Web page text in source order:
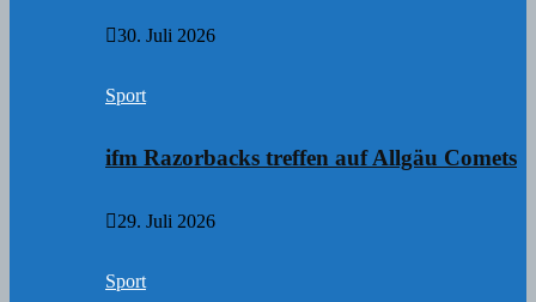
30. Juli 2026
Sport
ifm Razorbacks treffen auf Allgäu Comets
29. Juli 2026
Sport